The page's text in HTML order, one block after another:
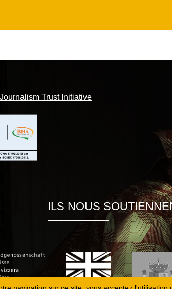
Journalism Trust Initiative
ILS NOUS